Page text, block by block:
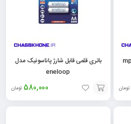
تومان
باتری قلمی قابل شارژ پاناسونیک مدل
eneloop
580,000 تومان
افزودن